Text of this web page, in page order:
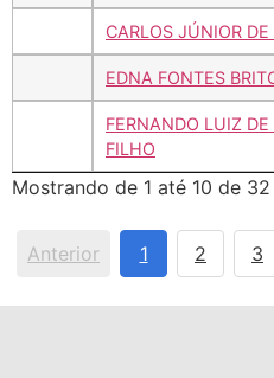
CARLOS JÚNIOR
EDNA FONTES
FERNANDO LUIZ DE
FILHO
Mostrando de 1 até 10 de
Anterior 1 2 3